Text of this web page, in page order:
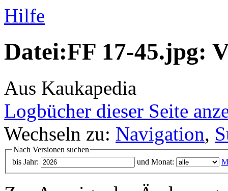
Hilfe
Datei:FF 17-45.jpg:
Aus Kaukapedia
Logbücher dieser Seite
Wechseln zu: Navigation,
Nach Versionen suchen
bis Jahr:
und Monat: